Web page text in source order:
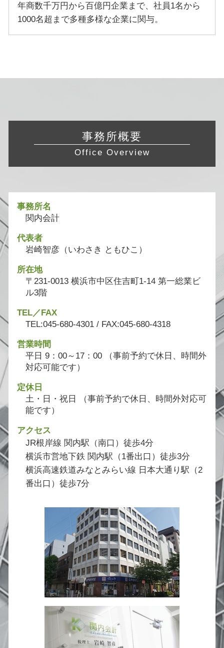
年商数千万円から百億円企業まで、社員1名から
1000名超まで多種多様な企業に関与。
事務所概要
Office Overview
事務所名
関内会計
代表者
岩崎智彦（いわさき ともひこ）
所在地
〒231-0013 横浜市中区住吉町1-14 第一総業ビ
ル3階
TEL／FAX
TEL:045-680-4301 / FAX:045-680-4318
営業時間
平日 9：00～17：00 （事前予約で休日、時間外
対応可能です）
定休日
土・日・祝日 （事前予約で休日、時間外対応可
能です）
アクセス
JR根岸線 関内駅（南口）徒歩4分
横浜市営地下鉄 関内駅（1番出口）徒歩3分
横浜高速鉄道みなとみらい線 日本大通り駅（2
番出口）徒歩7分